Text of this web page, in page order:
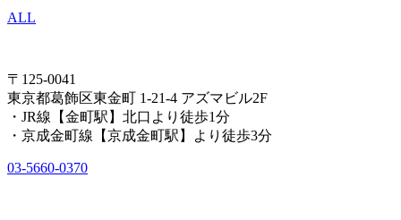
ALL
〒125-0041
東京都葛飾区東金町 1-21-4 アズマビル2F
・JR線【金町駅】北口より徒歩1分
・京成金町線【京成金町駅】より徒歩3分
03-5660-0370